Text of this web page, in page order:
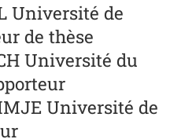
Université de
de thèse
Université du
Université de